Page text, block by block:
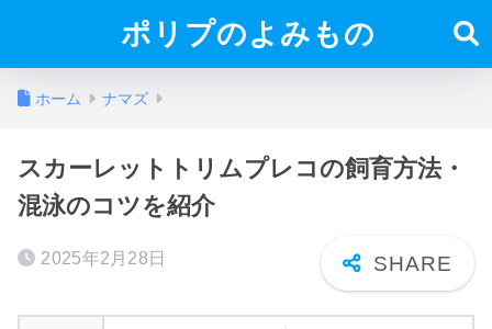
ポリプのよみもの
ホーム ナマズ
スカーレットトリムプレコの飼育方法・
混泳のコツを紹介
2025年2月28日